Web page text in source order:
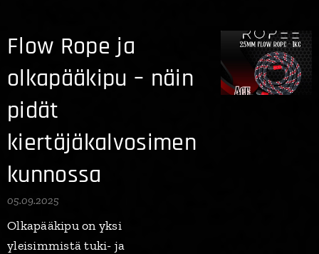
Flow Rope ja
olkapääkipu – näin
pidät
kiertäjäkalvosimen
kunnossa
05.09.2025
Olkapääkipu on yksi
yleisimmistä tuki- ja